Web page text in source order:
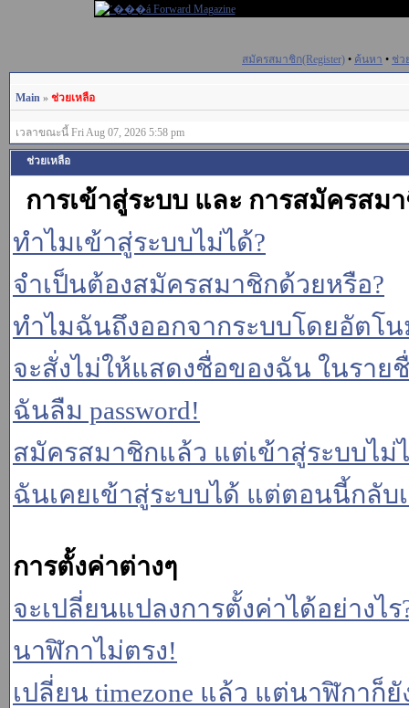
สมัครสมาชิก(Register) • ค้นหา • ช่ว
Main » ช่วยเหลือ
เวลาขณะนี้ Fri Aug 07, 2026 5:58 pm
ช่วยเหลือ
การเข้าสู่ระบบ และ การสมัครสม
ทำไมเข้าสู่ระบบไม่ได้?
จำเป็นต้องสมัครสมาชิกด้วยหรือ?
ทำไมฉันถึงออกจากระบบโดยอัตโ
จะสั่งไม่ให้แสดงชื่อของฉัน ในราย
ฉันลืม password!
สมัครสมาชิกแล้ว แต่เข้าสู่ระบบไม่
ฉันเคยเข้าสู่ระบบได้ แต่ตอนนี้กลับ
การตั้งค่าต่างๆ
จะเปลี่ยนแปลงการตั้งค่าได้อย่างไร
นาฬิกาไม่ตรง!
เปลี่ยน timezone แล้ว แต่นาฬิกาก็ยั